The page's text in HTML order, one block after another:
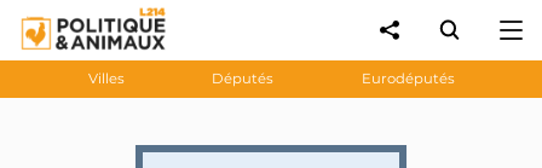
Villes Députés Eurodéputés